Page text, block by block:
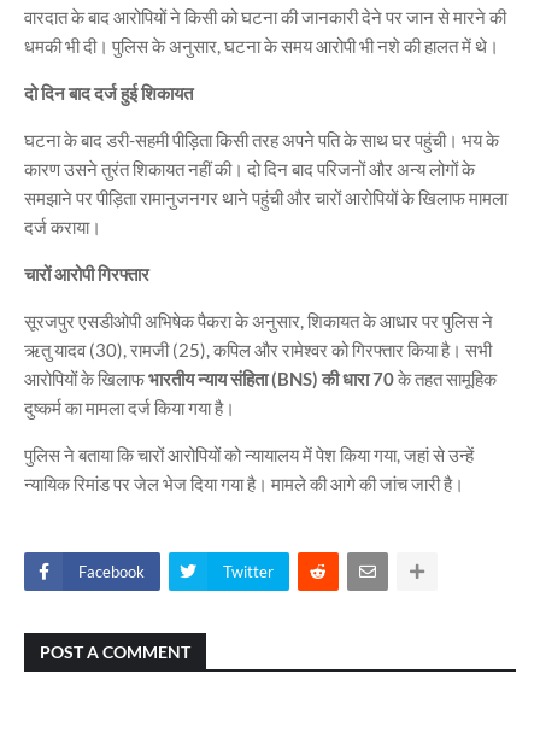
वारदात के बाद आरोपियों ने किसी को घटना की जानकारी देने पर जान से मारने की
धमकी भी दी। पुलिस के अनुसार, घटना के समय आरोपी भी नशे की हालत में थे।
दो दिन बाद दर्ज हुई शिकायत
घटना के बाद डरी-सहमी पीड़िता किसी तरह अपने पति के साथ घर पहुंची। भय के
कारण उसने तुरंत शिकायत नहीं की। दो दिन बाद परिजनों और अन्य लोगों के
समझाने पर पीड़िता रामानुजनगर थाने पहुंची और चारों आरोपियों के खिलाफ मामला
दर्ज कराया।
चारों आरोपी गिरफ्तार
सूरजपुर एसडीओपी अभिषेक पैकरा के अनुसार, शिकायत के आधार पर पुलिस ने
ऋतु यादव (30), रामजी (25), कपिल और रामेश्वर को गिरफ्तार किया है। सभी
आरोपियों के खिलाफभारतीय न्याय संहिता (BNS) की धारा 70के तहत सामूहिक
दुष्कर्म का मामला दर्ज किया गया है।
पुलिस ने बताया कि चारों आरोपियों को न्यायालय में पेश किया गया, जहां से उन्हें
न्यायिक रिमांड पर जेल भेज दिया गया है। मामले की आगे की जांच जारी है।
Facebook Twitter
POST A COMMENT